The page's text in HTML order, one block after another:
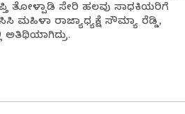
ತೋಳ್ಪಾಡಿ ಸೇರಿ ಹಲವು ಸಾಧಕಿಯರಿಗೆ
ಮಹಿಳಾ ರಾಜ್ಯಾಧ್ಯಕ್ಷೆ ಸೌಮ್ಯಾ ರೆಡ್ಡಿ,
ಅತಿಥಿಯಾಗಿದ್ರು.